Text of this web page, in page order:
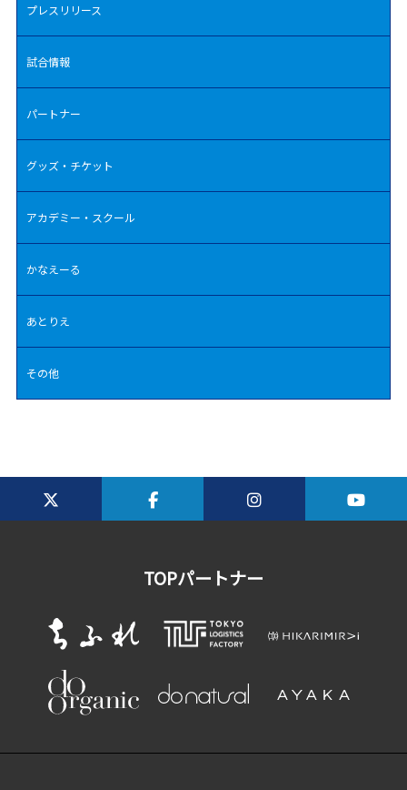
プレスリリース
試合情報
パートナー
グッズ・チケット
アカデミー・スクール
かなえーる
あとりえ
その他
TOPパートナー